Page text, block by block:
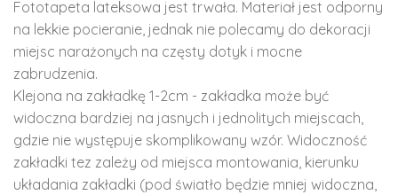
Fototapeta lateksowa jest trwała. Materiał jest odporny
na lekkie pocieranie, jednak nie polecamy do dekoracji
miejsc narażonych na częsty dotyk i mocne
zabrudzenia.
Klejona na zakładkę 1-2cm - zakładka może być
widoczna bardziej na jasnych i jednolitych miejscach,
gdzie nie występuje skomplikowany wzór. Widoczność
zakładki tez zależy od miejsca montowania, kierunku
układania zakładki (pod światło będzie mniej widoczna,